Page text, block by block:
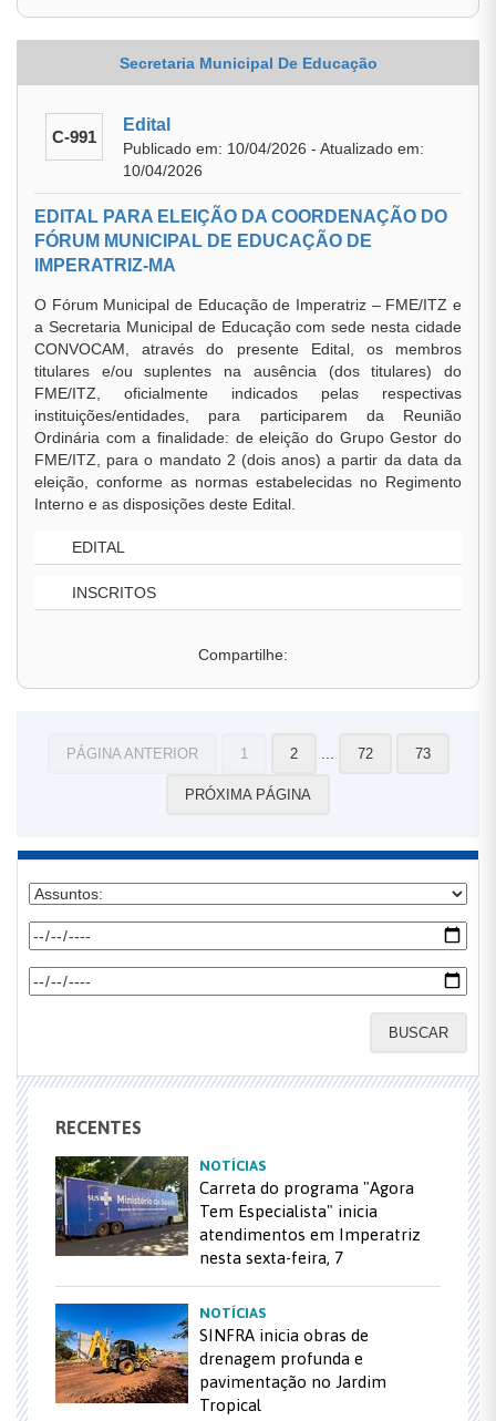
Secretaria Municipal De Educação
C-991
Edital
Publicado em: 10/04/2026 - Atualizado em:
10/04/2026
EDITAL PARA ELEIÇÃO DA COORDENAÇÃO DO
FÓRUM MUNICIPAL DE EDUCAÇÃO DE
IMPERATRIZ-MA
O Fórum Municipal de Educação de Imperatriz – FME/ITZ e
a Secretaria Municipal de Educação com sede nesta cidade
CONVOCAM, através do presente Edital, os membros
titulares e/ou suplentes na ausência (dos titulares) do
FME/ITZ, oficialmente indicados pelas respectivas
instituições/entidades, para participarem da Reunião
Ordinária com a finalidade: de eleição do Grupo Gestor do
FME/ITZ, para o mandato 2 (dois anos) a partir da data da
eleição, conforme as normas estabelecidas no Regimento
Interno e as disposições deste Edital.
EDITAL
INSCRITOS
Compartilhe:
PÁGINA ANTERIOR 1 2 72 73
PRÓXIMA PÁGINA
BUSCAR
RECENTES
NOTÍCIAS
Carreta do programa "Agora
Tem Especialista" inicia
atendimentos em Imperatriz
nesta sexta-feira, 7
NOTÍCIAS
SINFRA inicia obras de
drenagem profunda e
pavimentação no Jardim
Tropical